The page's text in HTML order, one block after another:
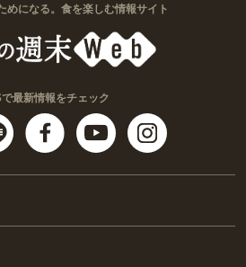
めになる。食を楽しむ情報サイト
で最新情報をチェック